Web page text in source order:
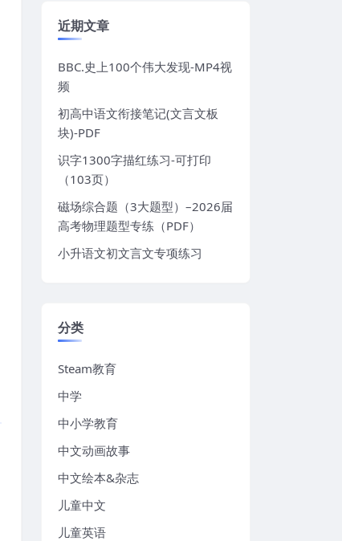
近期文章
BBC.史上100个伟大发现-MP4视
频
初高中语文衔接笔记(文言文板
块)-PDF
识字1300字描红练习-可打印
（103页）
磁场综合题（3大题型）–2026届
高考物理题型专练（PDF）
小升语文初文言文专项练习
分类
Steam教育
中学
中小学教育
中文动画故事
中文绘本&杂志
儿童中文
儿童英语